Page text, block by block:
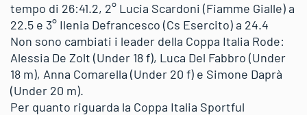
tempo di 26:41.2, 2° Lucia Scardoni (Fiamme Gialle) a
22.5 e 3° Ilenia Defrancesco (Cs Esercito) a 24.4
Non sono cambiati i leader della Coppa Italia Rode:
Alessia De Zolt (Under 18 f), Luca Del Fabbro (Under
18 m), Anna Comarella (Under 20 f) e Simone Daprà
(Under 20 m).
Per quanto riguarda la Coppa Italia Sportful